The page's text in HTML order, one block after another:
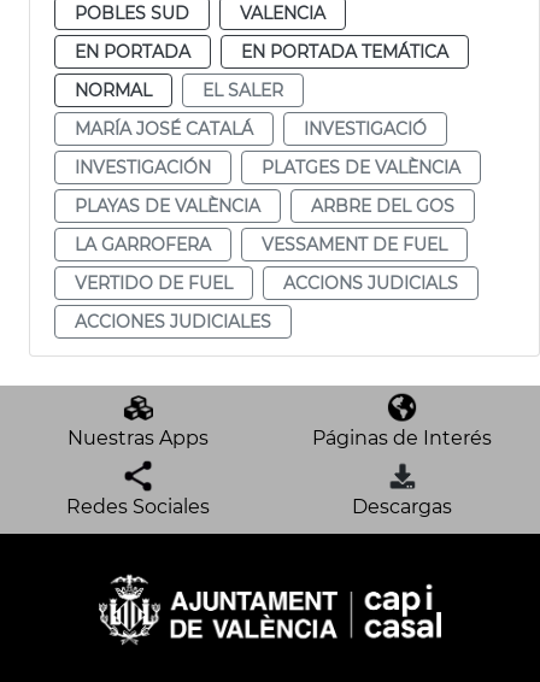
POBLES SUD
VALENCIA
EN PORTADA
EN PORTADA TEMÁTICA
NORMAL
EL SALER
MARÍA JOSÉ CATALÁ
INVESTIGACIÓ
INVESTIGACIÓN
PLATGES DE VALÈNCIA
PLAYAS DE VALÈNCIA
ARBRE DEL GOS
LA GARROFERA
VESSAMENT DE FUEL
VERTIDO DE FUEL
ACCIONS JUDICIALS
ACCIONES JUDICIALES
Nuestras Apps Páginas de Interés
Redes Sociales Descargas